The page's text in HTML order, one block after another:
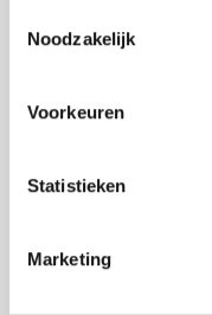
Noodzakelijk
Voorkeuren
Statistieken
Marketing
Podcast: Ment
Inclusieve
trends ...